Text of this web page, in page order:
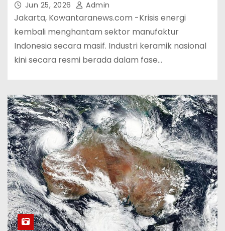
Jun 25, 2026 Admin
Jakarta, Kowantaranews.com -Krisis energi
kembali menghantam sektor manufaktur
Indonesia secara masif. Industri keramik nasional
kini secara resmi berada dalam fase…